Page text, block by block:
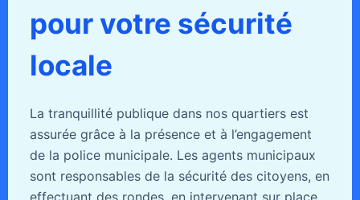
pour votre sécurité
locale
La tranquillité publique dans nos quartiers est
assurée grâce à la présence et à l’engagement
de la police municipale. Les agents municipaux
sont responsables de la sécurité des citoyens, en
effectuant des rondes, en intervenant sur place